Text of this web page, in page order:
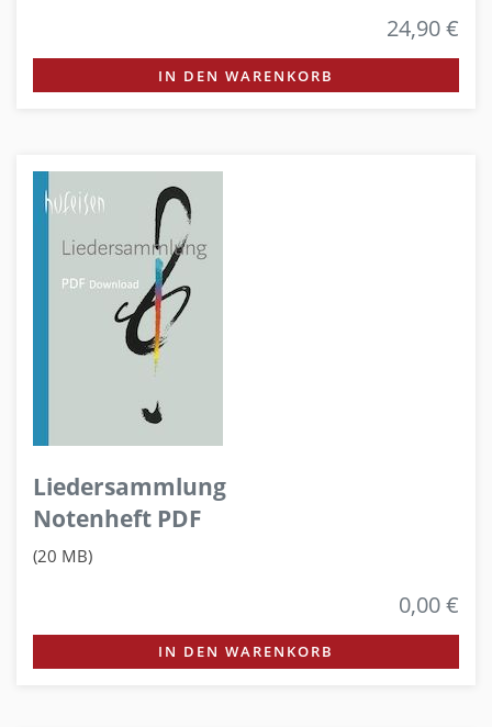
24,90 €
IN DEN WARENKORB
Liedersammlung
Notenheft PDF
(20 MB)
0,00 €
IN DEN WARENKORB